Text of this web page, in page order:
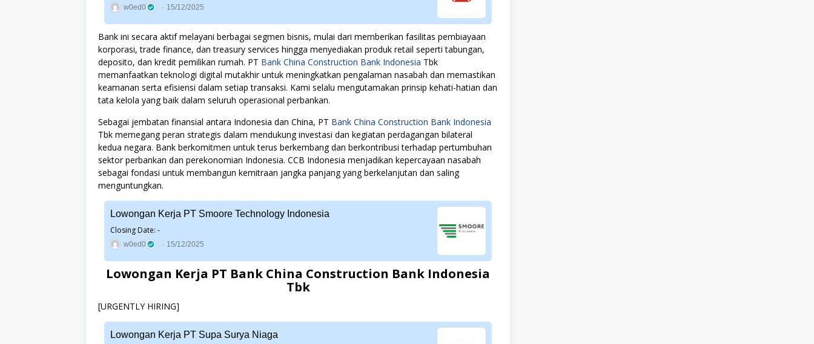
w0ed0 15/12/2025
Bank ini secara aktif melayani berbagai segmen bisnis, mulai dari memberikan fasilitas pembiayaan
korporasi, trade finance, dan treasury services hingga menyediakan produk retail seperti tabungan,
deposito, dan kredit pemilikan rumah. PT Bank China Construction Bank Indonesia Tbk
memanfaatkan teknologi digital mutakhir untuk meningkatkan pengalaman nasabah dan memastikan
keamanan serta efisiensi dalam setiap transaksi. Kami selalu mengutamakan prinsip kehati-hatian dan
tata kelola yang baik dalam seluruh operasional perbankan.
Sebagai jembatan finansial antara Indonesia dan China, PT Bank China Construction Bank Indonesia
Tbk memegang peran strategis dalam mendukung investasi dan kegiatan perdagangan bilateral
kedua negara. Bank berkomitmen untuk terus berkembang dan berkontribusi terhadap pertumbuhan
sektor perbankan dan perekonomian Indonesia. CCB Indonesia menjadikan kepercayaan nasabah
sebagai fondasi untuk membangun kemitraan jangka panjang yang berkelanjutan dan saling
menguntungkan.
Lowongan Kerja PT Smoore Technology Indonesia
Closing Date: -
w0ed0 15/12/2025
Lowongan Kerja PT Bank China Construction Bank Indonesia
Tbk
[URGENTLY HIRING]
Lowongan Kerja PT Supa Surya Niaga